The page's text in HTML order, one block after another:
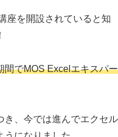
座を開設されていると知
間でMOS Excelエキスパー
き、今では進んでエクセル